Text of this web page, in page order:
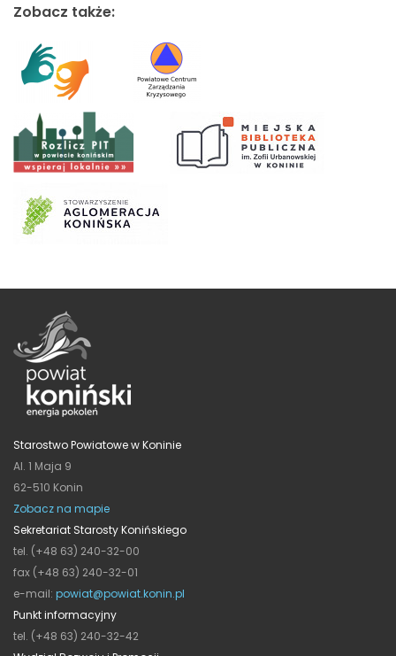
Zobacz także:
Starostwo Powiatowe w Koninie
Al. 1 Maja 9
62-510 Konin
Zobacz na mapie
Sekretariat Starosty Konińskiego
tel. (+48 63) 240-32-00
fax (+48 63) 240-32-01
e-mail: powiat@powiat.konin.pl
Punkt informacyjny
tel. (+48 63) 240-32-42